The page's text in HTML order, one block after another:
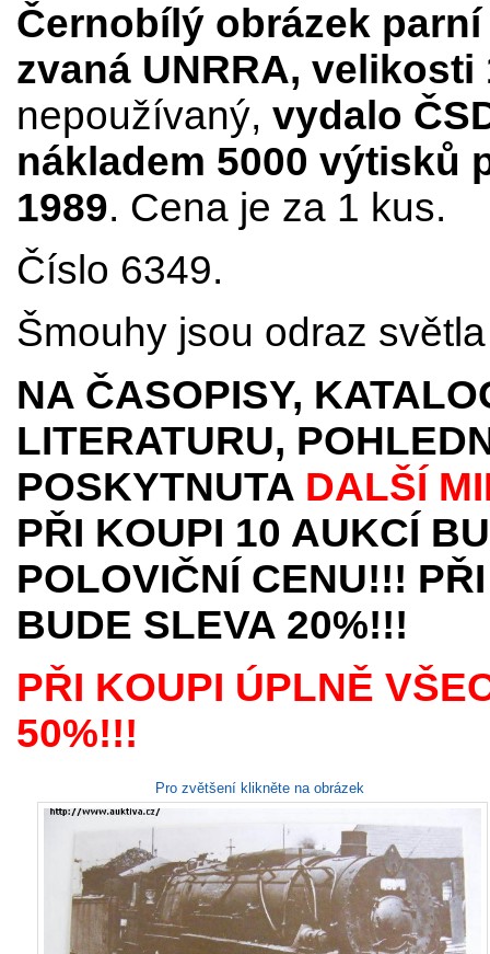
Černobílý obrázek
zvaná UNRRA,
nepoužívaný, vydalo
nákladem 5000 výtisků
1989. Cena je za 1 kus.
Číslo 6349.
Šmouhy jsou odraz
NA ČASOPISY,
LITERATURU,
POSKYTNUTA DALŠÍ
PŘI KOUPI 10 AUKCÍ
POLOVIČNÍ CENU!!!
BUDE SLEVA 20%!!!
PŘI KOUPI ÚPLNĚ
50%!!!
Pro zvětšení klikněte na obrázek